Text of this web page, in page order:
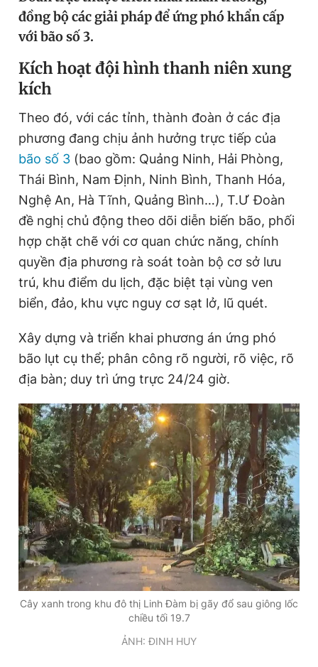
Video Magazine
Sản phẩm khác
Tiện ích
Thông tin tòa soạn Liên hệ quảng cáo
Đọc Thanh Niên trên điện thoại
Theo dõi báo trên
Hotline
0906 645 777
Liên hệ quảng cáo
0908 780 404
Đặt báo Quảng cáo RSS Tòa soạn Chính sách bảo
Tổng biên tập: Nguyễn Ngọc Toàn
Phó tổng biên tập thường trực: Hải Thành
Phó tổng biên tập: Lâm Hiếu Dũng
Phó tổng biên tập: Trần Việt Hưng
Tổng thư ký tòa soạn: Đức Trung
Giấy phép xuất bản số 110/GP - BTTTT cấp ngày 24.3.2020
© 2003-2026 Bản quyền thuộc về Báo Thanh Niên. Cấm sao
chép dưới mọi hình thức nếu không có sự chấp thuận bằng văn
bản. Phát triển bởi ePi Technologies, JSC.
đồng bộ các giải pháp để ứng phó khẩn cấp
với bão số 3.
Kích hoạt đội hình thanh niên xung
kích
Theo đó, với các tỉnh, thành đoàn ở các địa
phương đang chịu ảnh hưởng trực tiếp của
bão số 3 (bao gồm: Quảng Ninh, Hải Phòng,
Thái Bình, Nam Định, Ninh Bình, Thanh Hóa,
Nghệ An, Hà Tĩnh, Quảng Bình…), T.Ư Đoàn
đề nghị chủ động theo dõi diễn biến bão, phối
hợp chặt chẽ với cơ quan chức năng, chính
quyền địa phương rà soát toàn bộ cơ sở lưu
trú, khu điểm du lịch, đặc biệt tại vùng ven
biển, đảo, khu vực nguy cơ sạt lở, lũ quét.
Xây dựng và triển khai phương án ứng phó
bão lụt cụ thể; phân công rõ người, rõ việc, rõ
địa bàn; duy trì ứng trực 24/24 giờ.
Cây xanh trong khu đô thị Linh Đàm bị gãy đổ sau giông lốc
chiều tối 19.7
ẢNH: ĐINH HUY